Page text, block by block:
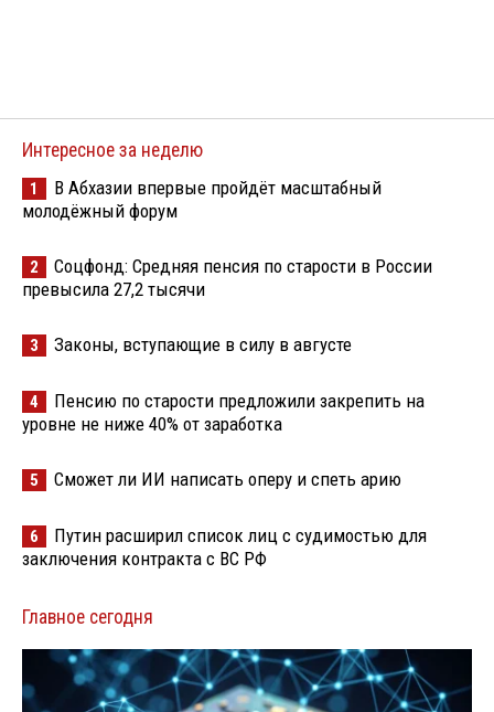
Интересное за неделю
1
В Абхазии впервые пройдёт масштабный
молодёжный форум
2
Соцфонд: Средняя пенсия по старости в России
превысила 27,2 тысячи
3 Законы, вступающие в силу в августе
4
Пенсию по старости предложили закрепить на
уровне не ниже 40% от заработка
5 Сможет ли ИИ написать оперу и спеть арию
6
Путин расширил список лиц с судимостью для
заключения контракта с ВС РФ
Главное сегодня